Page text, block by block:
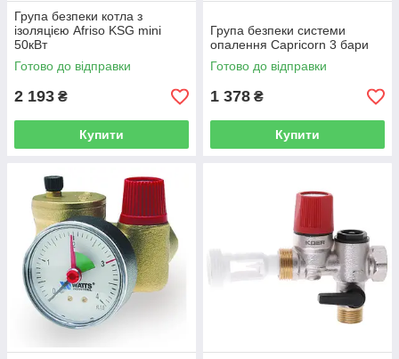
Група безпеки котла з
ізоляцією Afriso KSG mini
50кВт
Готово до відправки
2 193 ₴
Купити
Група безпеки системи
опалення Capricorn 3 бари
Готово до відправки
1 378 ₴
Купити